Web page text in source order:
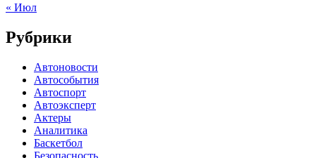
« Июл
Рубрики
Автоновости
Автособытия
Автоспорт
Автоэксперт
Актеры
Аналитика
Баскетбол
Безопасность